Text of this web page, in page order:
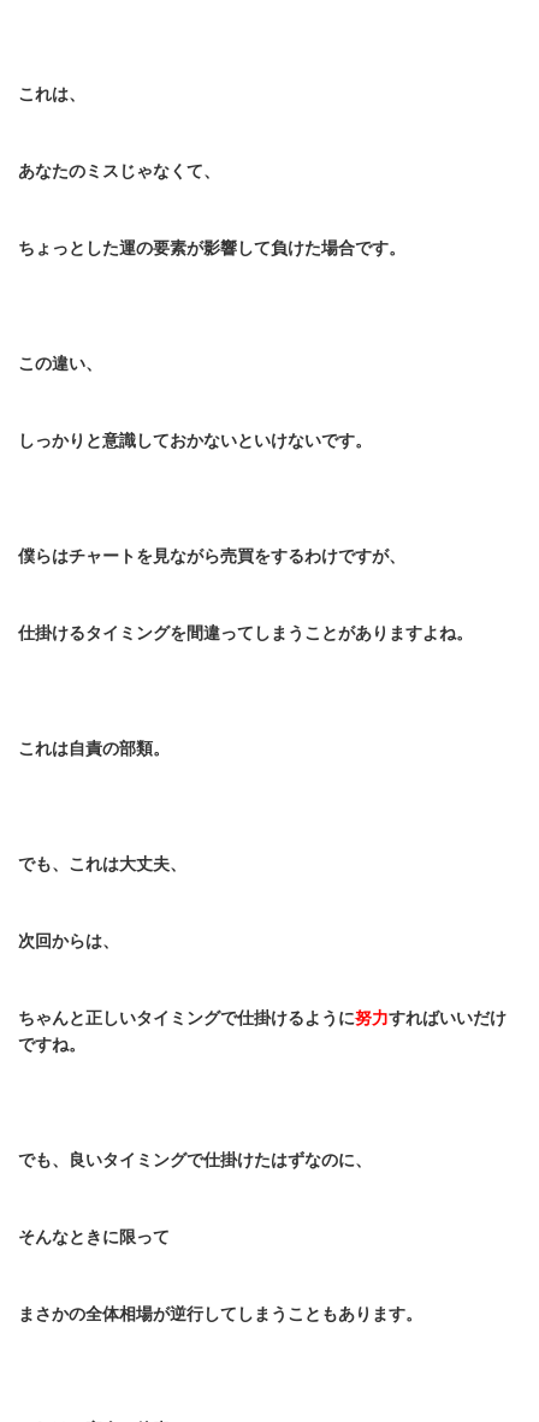
これは、
あなたのミスじゃなくて、
ちょっとした運の要素が影響して負けた場合です。
この違い、
しっかりと意識しておかないといけないです。
僕らはチャートを見ながら売買をするわけですが、
仕掛けるタイミングを間違ってしまうことがありますよね。
これは自責の部類。
でも、これは大丈夫、
次回からは、
ちゃんと正しいタイミングで仕掛けるように努力すればいいだけ
ですね。
でも、良いタイミングで仕掛けたはずなのに、
そんなときに限って
まさかの全体相場が逆行してしまうこともあります。